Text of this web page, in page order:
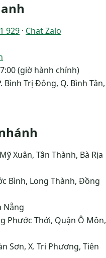
929 · Chat Zalo
(giờ hành chính)
Bình Trị Đông, Q. Bình Tân,
Xuân, Tân Thành, Bà Rịa
Bình, Long Thành, Đồng
Nẵng
Phước Thới, Quận Ô Môn,
Sơn, X. Tri Phương, Tiên